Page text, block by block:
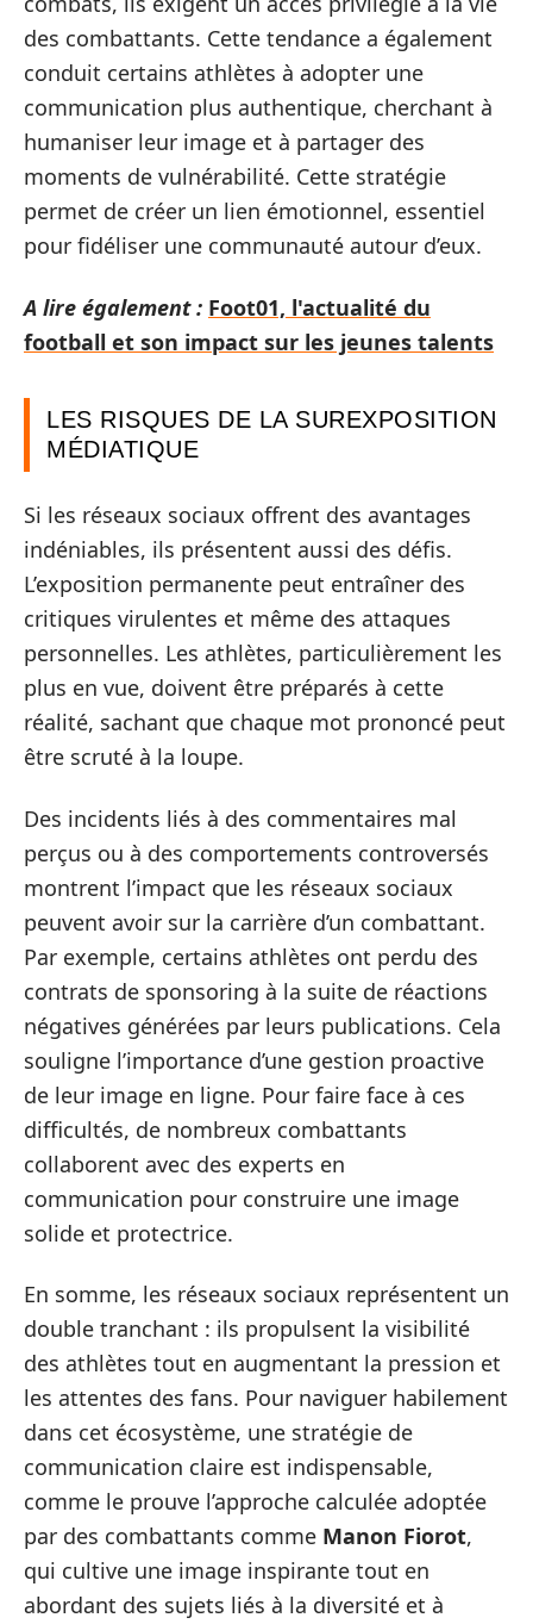
des combattants. Cette tendance a également
conduit certains athlètes à adopter une
communication plus authentique, cherchant à
humaniser leur image et à partager des
moments de vulnérabilité. Cette stratégie
permet de créer un lien émotionnel, essentiel
pour fidéliser une communauté autour d’eux.
A lire également : Foot01, l'actualité du
football et son impact sur les jeunes talents
LES RISQUES DE LA SUREXPOSITION
MÉDIATIQUE
Si les réseaux sociaux offrent des avantages
indéniables, ils présentent aussi des défis.
L’exposition permanente peut entraîner des
critiques virulentes et même des attaques
personnelles. Les athlètes, particulièrement les
plus en vue, doivent être préparés à cette
réalité, sachant que chaque mot prononcé peut
être scruté à la loupe.
Des incidents liés à des commentaires mal
perçus ou à des comportements controversés
montrent l’impact que les réseaux sociaux
peuvent avoir sur la carrière d’un combattant.
Par exemple, certains athlètes ont perdu des
contrats de sponsoring à la suite de réactions
négatives générées par leurs publications. Cela
souligne l’importance d’une gestion proactive
de leur image en ligne. Pour faire face à ces
difficultés, de nombreux combattants
collaborent avec des experts en
communication pour construire une image
solide et protectrice.
En somme, les réseaux sociaux représentent un
double tranchant : ils propulsent la visibilité
des athlètes tout en augmentant la pression et
les attentes des fans. Pour naviguer habilement
dans cet écosystème, une stratégie de
communication claire est indispensable,
comme le prouve l’approche calculée adoptée
par des combattants comme Manon Fiorot,
qui cultive une image inspirante tout en
abordant des sujets liés à la diversité et à